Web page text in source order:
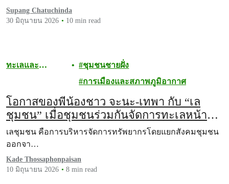
Supang Chatuchinda
30 มิถุนายน 2026
10 min read
ทะเลและ
ชุมชนชายฝั่ง
การเมืองและสภาพภูมิอากาศ
โอกาสของพี่น้องชาว จะนะ-เทพา กับ “เล
ชุมชน” เมื่อชุมชนร่วมกันจัดการทะเลหน้า
บ้าน
เลชุมชน คือการบริหารจัดการทรัพยากรโดยแยกสังคมชุมชน
ออกจา…
Kade Thossaphonpaisan
10 มิถุนายน 2026
8 min read